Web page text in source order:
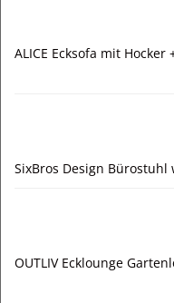
ALICE Ecksofa mit Hocker
SixBros Design Bürostuhl
OUTLIV Ecklounge